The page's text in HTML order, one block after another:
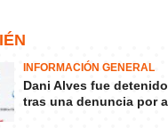
INFORMACIÓN GENERAL
Dani Alves fue
tras una denuncia por